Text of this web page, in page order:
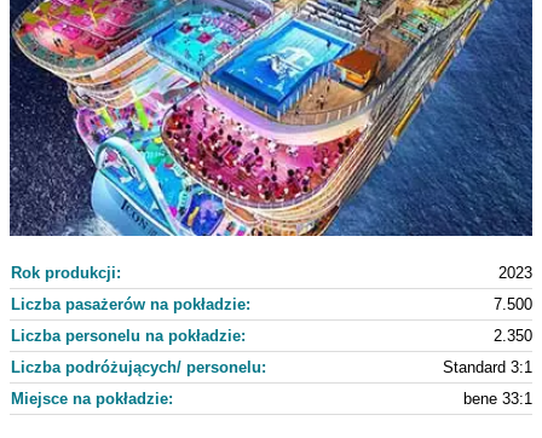
Rok produkcji:
2023
Liczba pasażerów na pokładzie:
7.500
Liczba personelu na pokładzie:
2.350
Liczba podróżujących/ personelu:
Standard 3:1
Miejsce na pokładzie:
bene 33:1